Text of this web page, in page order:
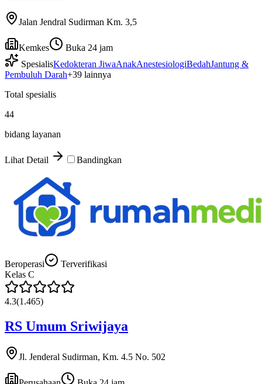
Jalan Jendral Sudirman Km. 3,5
Kemkes
Buka 24 jam
SpesialisKedokteran JiwaAnakAnestesiologiBedahJantung &
Pembuluh Darah+39 lainnya
Total spesialis
44
bidang layanan
Lihat Detail Bandingkan
Beroperasi
Terverifikasi
Kelas C
4.3(1.465)
RS Umum Sriwijaya
Jl. Jenderal Sudirman, Km. 4.5 No. 502